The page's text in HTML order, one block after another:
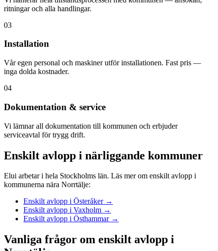
ritningar och alla handlingar.
03
Installation
Vår egen personal och maskiner utför installationen. Fast pris —
inga dolda kostnader.
04
Dokumentation & service
Vi lämnar all dokumentation till kommunen och erbjuder
serviceavtal för trygg drift.
Enskilt avlopp i närliggande kommuner
Elui arbetar i hela Stockholms län. Läs mer om enskilt avlopp i
kommunerna nära Norrtälje:
Enskilt avlopp i Österåker →
Enskilt avlopp i Vaxholm →
Enskilt avlopp i Östhammar →
Vanliga frågor om enskilt avlopp i